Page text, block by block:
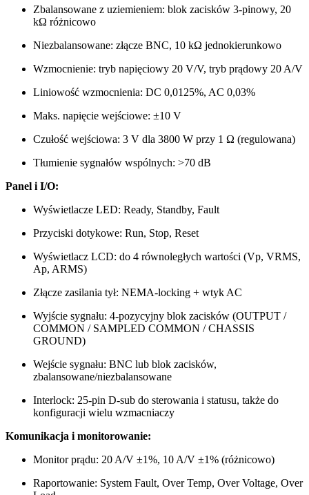
Zbalansowane z uziemieniem: blok zacisków 3-pinowy, 20
kΩ różnicowo
Niezbalansowane: złącze BNC, 10 kΩ jednokierunkowo
Wzmocnienie: tryb napięciowy 20 V/V, tryb prądowy 20 A/V
Liniowość wzmocnienia: DC 0,0125%, AC 0,03%
Maks. napięcie wejściowe: ±10 V
Czułość wejściowa: 3 V dla 3800 W przy 1 Ω (regulowana)
Tłumienie sygnałów wspólnych: >70 dB
Panel i I/O:
Wyświetlacze LED: Ready, Standby, Fault
Przyciski dotykowe: Run, Stop, Reset
Wyświetlacz LCD: do 4 równoległych wartości (Vp, VRMS,
Ap, ARMS)
Złącze zasilania tył: NEMA-locking + wtyk AC
Wyjście sygnału: 4-pozycyjny blok zacisków (OUTPUT /
COMMON / SAMPLED COMMON / CHASSIS
GROUND)
Wejście sygnału: BNC lub blok zacisków,
zbalansowane/niezbalansowane
Interlock: 25-pin D-sub do sterowania i statusu, także do
konfiguracji wielu wzmacniaczy
Komunikacja i monitorowanie:
Monitor prądu: 20 A/V ±1%, 10 A/V ±1% (różnicowo)
Raportowanie: System Fault, Over Temp, Over Voltage, Over